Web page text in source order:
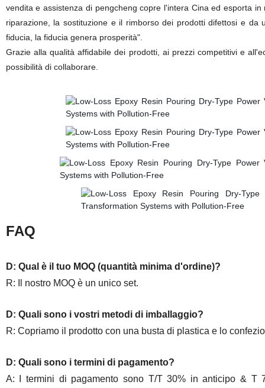
vendita e assistenza di pengcheng copre l'intera Cina ed esporta
riparazione, la sostituzione e il rimborso dei prodotti difettosi e
fiducia, la fiducia genera prosperità".
Grazie alla qualità affidabile dei prodotti, ai prezzi competitivi e
possibilità di collaborare.
FAQ
D: Qual è il tuo MOQ (quantità minima d'ordine)?
R: Il nostro MOQ è un unico set.
D: Quali sono i vostri metodi di imballaggio?
R: Copriamo il prodotto con una busta di plastica e lo
D: Quali sono i termini di pagamento?
A: I termini di pagamento sono T/T 30% in anticipo & T